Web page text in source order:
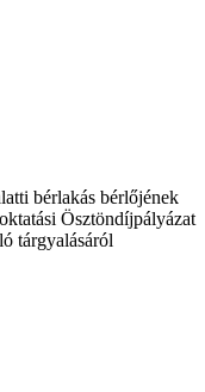
bérlakás bérlőjének
Ösztöndíjpályázat
tárgyalásáról